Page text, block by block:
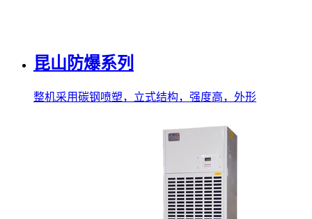
昆山防爆系列
整机采用碳钢喷塑，立式结构，强度高，外形